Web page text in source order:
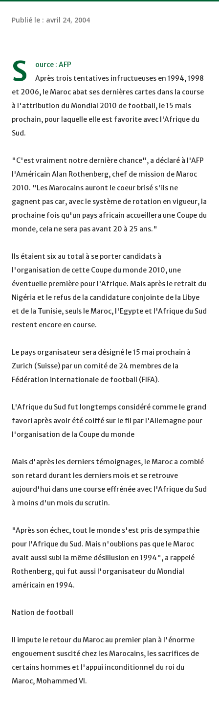
Publié le : avril 24, 2004
S
ource : AFP
Après trois tentatives infructueuses en 1994, 1998
et 2006, le Maroc abat ses dernières cartes dans la course
à l'attribution du Mondial 2010 de football, le 15 mais
prochain, pour laquelle elle est favorite avec l'Afrique du
Sud.
"C'est vraiment notre dernière chance", a déclaré à l'AFP
l'Américain Alan Rothenberg, chef de mission de Maroc
2010. "Les Marocains auront le coeur brisé s'ils ne
gagnent pas car, avec le système de rotation en vigueur, la
prochaine fois qu'un pays africain accueillera une Coupe du
monde, cela ne sera pas avant 20 à 25 ans."
Ils étaient six au total à se porter candidats à
l'organisation de cette Coupe du monde 2010, une
éventuelle première pour l'Afrique. Mais après le retrait du
Nigéria et le refus de la candidature conjointe de la Libye
et de la Tunisie, seuls le Maroc, l'Egypte et l'Afrique du Sud
restent encore en course.
Le pays organisateur sera désigné le 15 mai prochain à
Zurich (Suisse) par un comité de 24 membres de la
Fédération internationale de football (FIFA).
L'Afrique du Sud fut longtemps considéré comme le grand
favori après avoir été coiffé sur le fil par l'Allemagne pour
l'organisation de la Coupe du monde
Mais d'après les derniers témoignages, le Maroc a comblé
son retard durant les derniers mois et se retrouve
aujourd'hui dans une course effrénée avec l'Afrique du Sud
à moins d'un mois du scrutin.
"Après son échec, tout le monde s'est pris de sympathie
pour l'Afrique du Sud. Mais n'oublions pas que le Maroc
avait aussi subi la même désillusion en 1994", a rappelé
Rothenberg, qui fut aussi l'organisateur du Mondial
américain en 1994.
Nation de football
Il impute le retour du Maroc au premier plan à l'énorme
engouement suscité chez les Marocains, les sacrifices de
certains hommes et l'appui inconditionnel du roi du
Maroc, Mohammed VI.